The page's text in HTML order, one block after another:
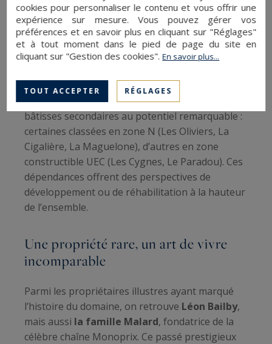
la Côte d’Azur. Longue de 25 mètres, elle fut le
terrain d’entraînement des athlètes français
avant les Jeux Olympiques de 1936. Son pool-
house de 80 m² et son triple plongeoir viennent
Le domaine comprend également plusieurs
bâtisses secondaires au potentiel remarquable :
certaines classées en zone N (Les Oliviers, La
Cigalière, La Maguelone), d’autres en zone
constructible UEC (Les Cygnes, Le Paradou). Ces
dépendances offrent des perspectives de
développement ou de réhabilitation à la hauteur
de l’ensemble.
Une propriété rare, un art de vivre
incomparable
Parmi les propriétaires illustres ayant marqué
l’histoire du domaine, on retrouve Léon Bailby,
mais aussi la famille Malard, fondatrice de la
célèbre chaîne Monoprix. Ce passé prestigieux
cookies pour personnaliser le contenu et vous offrir une
expérience sur mesure. Vous pouvez gérer vos
préférences et en savoir plus en cliquant sur "Réglages"
et à tout moment dans le pied de page du site en
cliquant sur "Gestion des cookies".En savoir plus...
TOUT ACCEPTER RÉGLAGES